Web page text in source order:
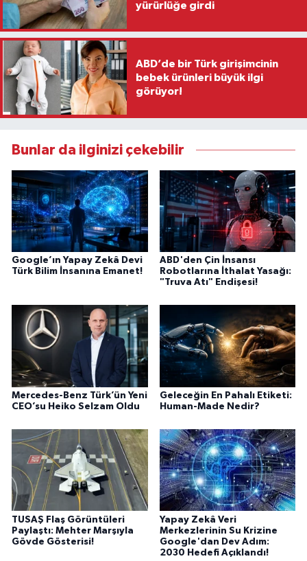
yürürlüğe girdi
ABD’de bir Türk girişimcinin
bebek ürünleri büyük ilgi
görüyor!
Bunlar da ilginizi çekebilir
Google’ın Yapay Zekâ Devi
Türk Bilim İnsanına Emanet!
ABD'den Çin İnsansı
Robotlarına İthalat Yasağı:
"Truva Atı" Endişesi!
Mercedes-Benz Türk’ün Yeni
CEO’su Heiko Selzam Oldu
Geleceğin En Pahalı Etiketi:
Human-Made Nedir?
TUSAŞ Flaş Görüntüleri
Paylaştı: Mehter Marşıyla
Gövde Gösterisi!
Yapay Zekâ Veri
Merkezlerinin Su Krizine
Google'dan Dev Adım:
2030 Hedefi Açıklandı!